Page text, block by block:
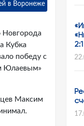
в Воронеже
Новгорода
Кубка
победу с
Юлаевым»
Максим
2:1